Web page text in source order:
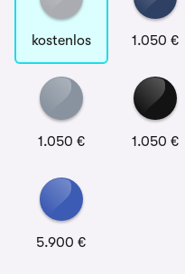
kostenlos 1.050 €
1.050 € 1.050 €
5.900 €